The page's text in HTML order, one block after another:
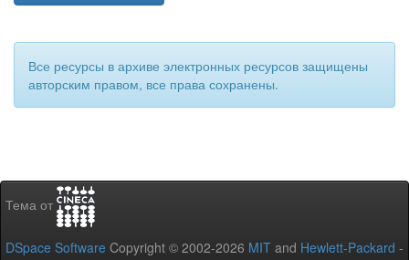
Все ресурсы в архиве электронных ресурсов защищены
авторским правом, все права сохранены.
Тема от
DSpace Software Copyright © 2002-2026 MIT and Hewlett-Packard -